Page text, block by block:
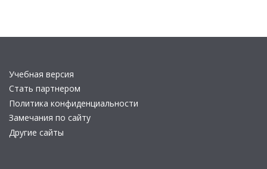
Учебная версия
Стать партнером
Политика конфиденциальности
Замечания по сайту
Другие сайты